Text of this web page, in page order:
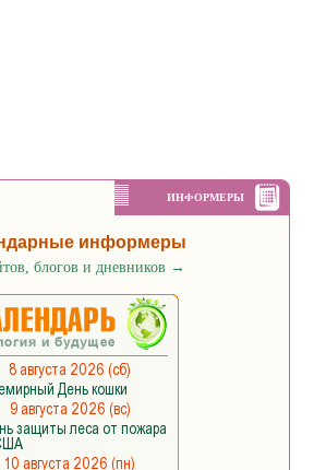
ИНФОРМЕРЫ
информеры
блогов и дневников →